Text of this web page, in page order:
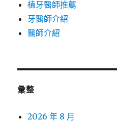
植牙醫師推薦
牙醫師介紹
醫師介紹
彙整
2026 年 8 月